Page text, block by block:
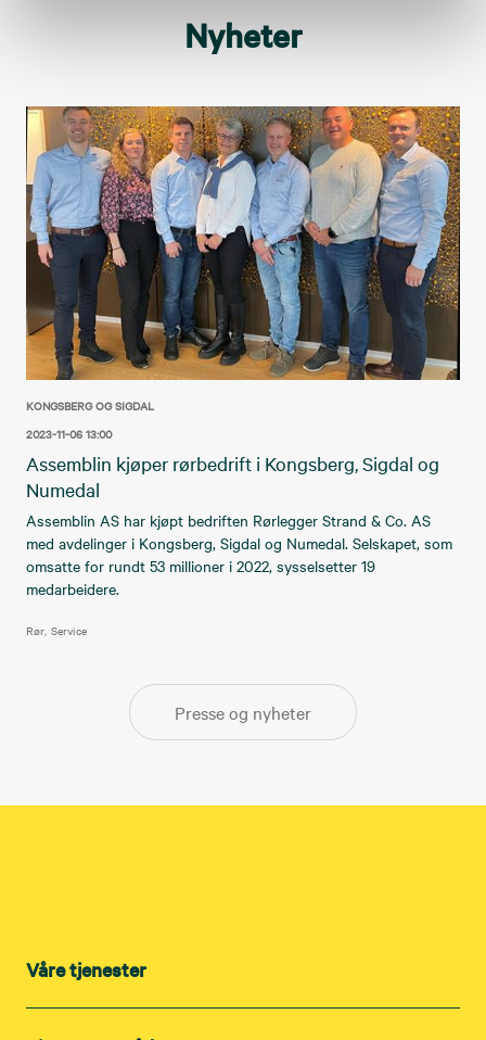
Nyheter
KONGSBERG OG SIGDAL
2023-11-06 13:00
Assemblin kjøper rørbedrift i Kongsberg, Sigdal og
Numedal
Assemblin AS har kjøpt bedriften Rørlegger Strand & Co. AS
med avdelinger i Kongsberg, Sigdal og Numedal. Selskapet, som
omsatte for rundt 53 millioner i 2022, sysselsetter 19
medarbeidere.
Rør Service
Presse og nyheter
Våre tjenester